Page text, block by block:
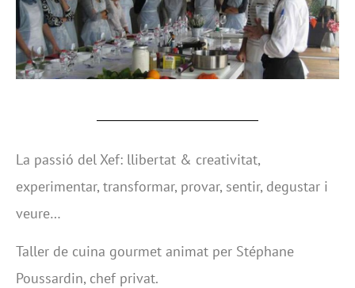
La passió del Xef: llibertat & creativitat,
experimentar, transformar, provar, sentir, degustar i
veure…
Taller de cuina gourmet animat per Stéphane
Poussardin, chef privat.